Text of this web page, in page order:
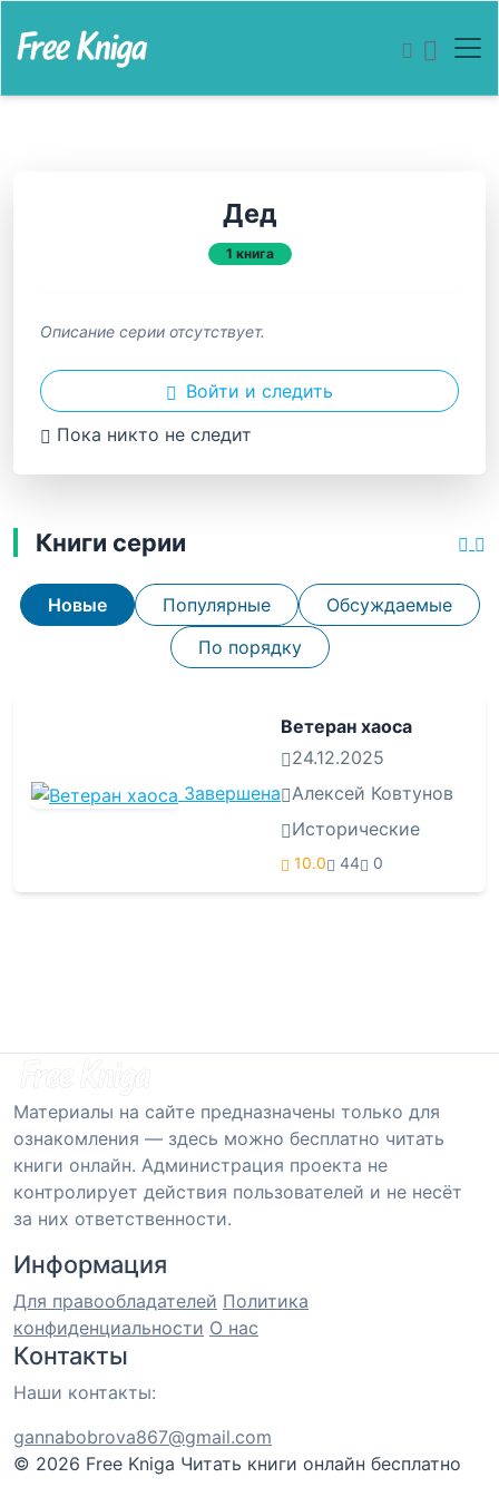
Дед
1 книга
Описание серии отсутствует.
Войти и следить
Пока никто не следит
Книги серии
Новые Популярные
Обсуждаемые
По порядку
Завершена
Ветеран хаоса
24.12.2025
Алексей Ковтунов
Исторические
10.0 44 0
Материалы на сайте предназначены только для
ознакомления — здесь можно бесплатно читать
книги онлайн. Администрация проекта не
контролирует действия пользователей и не несёт
за них ответственности.
Информация
Для правообладателей Политика
конфиденциальности О нас
Контакты
Наши контакты:
gannabobrova867@gmail.com
© 2026 Free Kniga Читать книги онлайн бесплатно